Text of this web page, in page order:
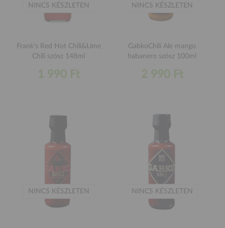
NINCS KÉSZLETEN
Frank's Red Hot Chili&Lime
Chili szósz 148ml
1 990 Ft
NINCS KÉSZLETEN
GabkoChili Ale mango
habanero szósz 100ml
2 990 Ft
NINCS KÉSZLETEN NINCS KÉSZLETEN